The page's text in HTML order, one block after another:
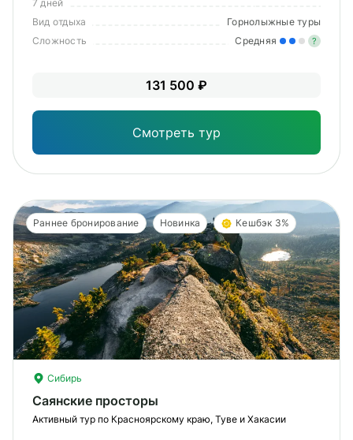
7 дней
Вид отдыха
Горнолыжные туры
Сложность
Средняя ?
131 500 ₽
Смотреть тур
Раннее бронирование Новинка Кешбэк 3%
Сибирь
Саянские просторы
Активный тур по Красноярскому краю, Туве и Хакасии